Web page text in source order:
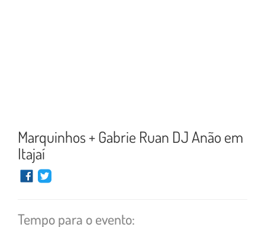
Marquinhos + Gabrie Ruan DJ Anão em
Itajaí
Tempo para o evento: